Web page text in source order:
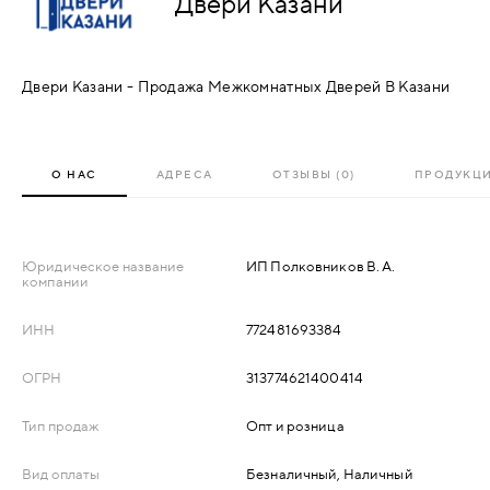
ДЕРЕВЯННЫЕ
СТЕКЛЯННЫЕ
МЕТАЛЛИЧЕСКИЕ
АКСЕССУАРЫ
КОМПЛЕКТУЮЩИЕ
ДОМ"
Двери Казани - Продажа Межкомнатных Дверей В Казани
О НАС АДРЕСА ОТЗЫВЫ (0)
Юридическое название
компании
ИП Полковников В. А.
ИНН 772481693384
ОГРН 313774621400414
Тип продаж Опт и розница
Вид оплаты Безналичный, Наличный